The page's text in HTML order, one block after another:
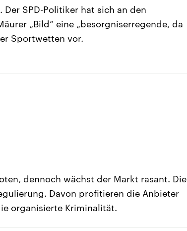
. Der SPD-Politiker hat sich an den
„Bild“ eine „besorgniserregende, da
Sportwetten vor.
dennoch wächst der Markt rasant. Die
Davon profitieren die Anbieter
organisierte Kriminalität.